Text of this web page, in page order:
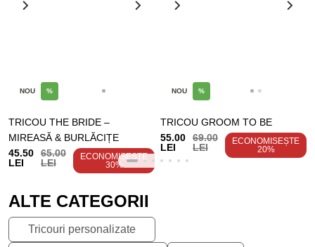
NOU %
TRICOU THE BRIDE –
MIREASĂ & BURLĂCIȚE
45.50
LEI
65.00
LEI
ECONOMISEȘTE
30%
NOU %
TRICOU GROOM TO BE
55.00
LEI
69.00
LEI
ECONOMISEȘTE
20%
ALTE CATEGORII
Tricouri personalizate